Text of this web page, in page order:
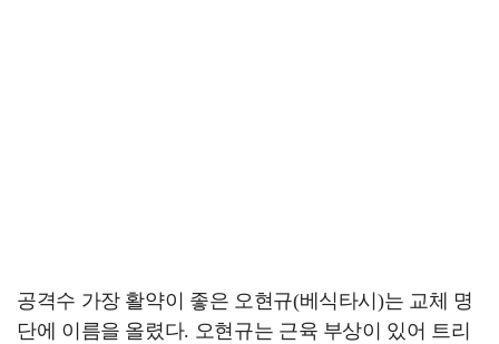
공격수 가장 활약이 좋은 오현규(베식타시)는 교체 명
단에 이름을 올렸다. 오현규는 근육 부상이 있어 트리